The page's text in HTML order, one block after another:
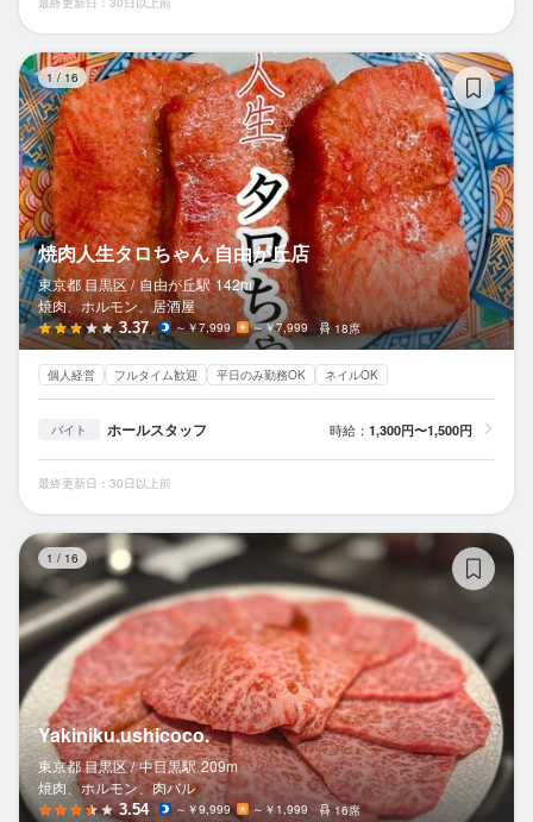
1 /16
焼肉人生タロちゃん 自由が丘店
東京都 目黒区 / 自由が丘駅 142m
焼肉、ホルモン、居酒屋
3.37 ～￥7,999 ～￥7,999 18席
個人経営 フルタイム歓迎 平日のみ勤務OK ネイルOK
バイト ホールスタッフ 時給： 1,300円〜1,500円
最終更新日：30日以上前
1 / 16
Yakiniku.ushicoco.
東京都 目黒区 / 中目黒駅 209m
焼肉、ホルモン、肉バル
3.54 ～￥9,999 ～￥1,999 16席